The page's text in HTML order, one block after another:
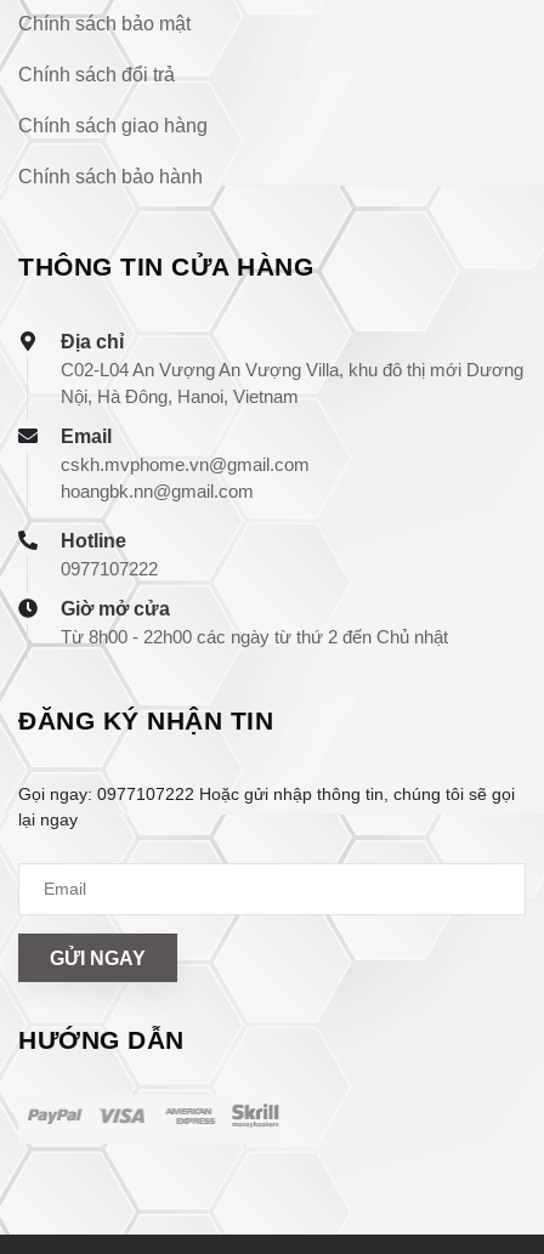
Chính sách bảo mật
Chính sách đổi trả
Chính sách giao hàng
Chính sách bảo hành
THÔNG TIN CỬA HÀNG
Địa chỉ
C02-L04 An Vượng An Vượng Villa, khu đô thị mới Dương
Nội, Hà Đông, Hanoi, Vietnam
Email
cskh.mvphome.vn@gmail.com
hoangbk.nn@gmail.com
Hotline
0977107222
Giờ mở cửa
Từ 8h00 - 22h00 các ngày từ thứ 2 đến Chủ nhật
ĐĂNG KÝ NHẬN TIN
Gọi ngay: 0977107222 Hoặc gửi nhập thông tin, chúng tôi sẽ gọi
lại ngay
GỬI NGAY
HƯỚNG DẪN